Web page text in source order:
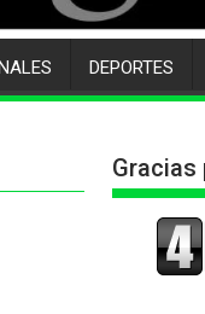
DEPORTES
Gracias